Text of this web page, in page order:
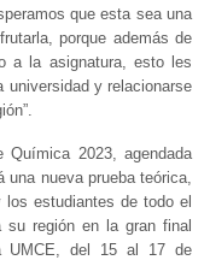
que esta sea una
porque además de
a la asignatura, esto les
universidad y relacionarse
Química 2023, agendada
una nueva prueba teórica,
estudiantes de todo el
su región en la gran final
UMCE, del 15 al 17 de